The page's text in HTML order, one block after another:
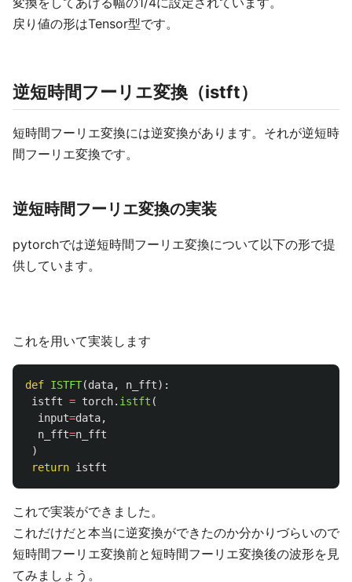
戻り値の形はTensor型です。
逆短時間フーリエ変換（istft）
短時間フーリエ変換には逆変換があります。それが逆短時
間フーリエ変換です。
逆短時間フーリエ変換の実装
pytorchでは逆短時間フーリエ変換について以下の形で提
供しています。
これを用いて実装します
def ISTFT(data, n_fft):
istft = torch. istft (
input=data,
n_fft=n_fft
)
return istft
これで実装ができました。
これだけだと本当に逆変換ができたのか分かりづらいので
短時間フーリエ変換前と短時間フーリエ変換後の波形を見
てみましょう。